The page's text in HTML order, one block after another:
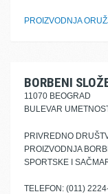
PROIZVODNJA
BORBENI
11070 BEOGRAD
BULEVAR
PRIVREDNO
PROIZVODNJA
SPORTSKE I
TELEFON: (011)